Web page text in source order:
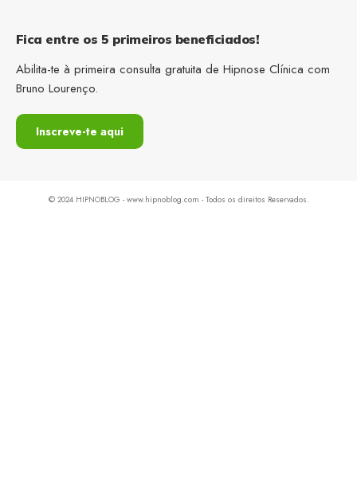
Fica entre os 5 primeiros beneficiados!
Abilita-te à primeira consulta gratuita de Hipnose Clínica com
Bruno Lourenço.
Inscreve-te aqui
© 2024 HIPNOBLOG - www.hipnoblog.com - Todos os direitos Reservados.